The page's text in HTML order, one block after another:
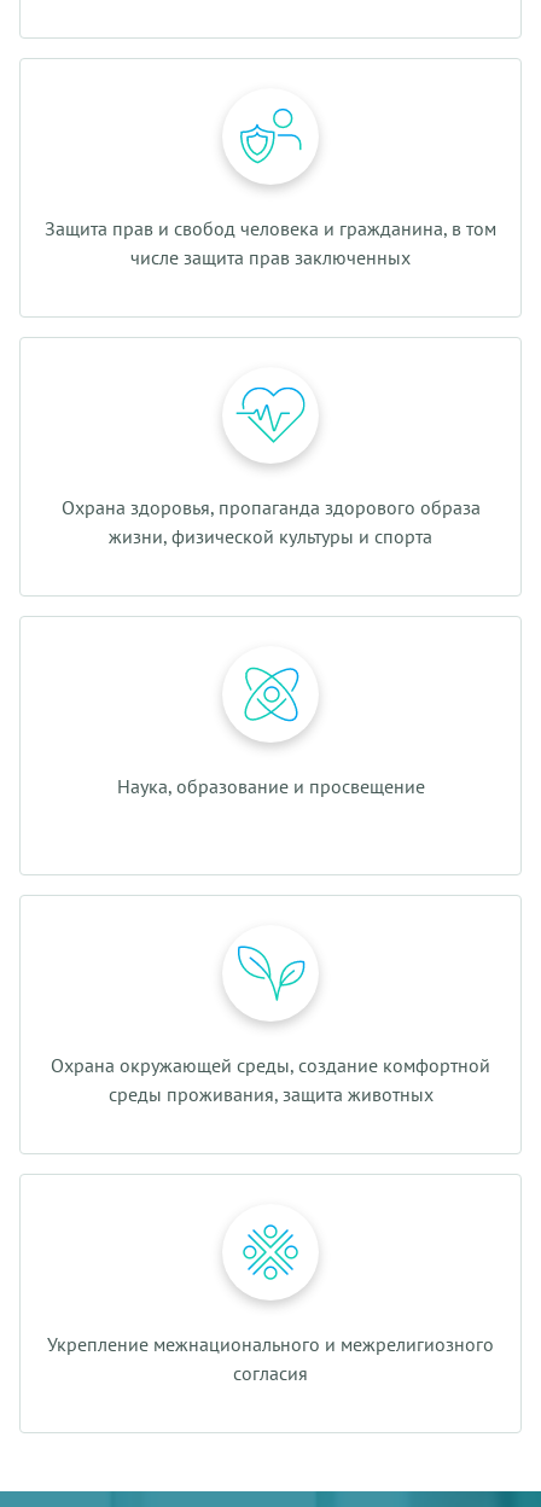
Защита прав и свобод человека и гражданина, в том
числе защита прав заключенных
Охрана здоровья, пропаганда здорового образа
жизни, физической культуры и спорта
Наука, образование и просвещение
Охрана окружающей среды, создание комфортной
среды проживания, защита животных
Укрепление межнационального и межрелигиозного
согласия